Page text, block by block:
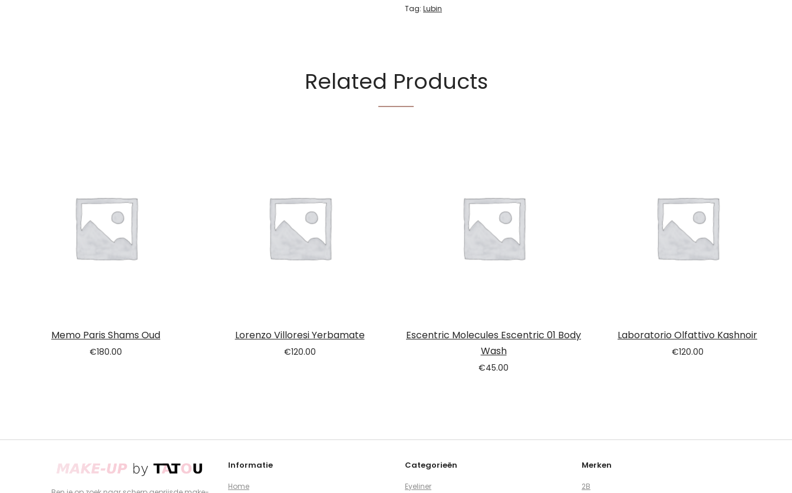
Tag: Lubin
Related Products
Memo Paris Shams Oud
€180.00
Lorenzo Villoresi Yerbamate
€120.00
Escentric Molecules Escentric 01 Body
Wash
€45.00
Laboratorio Olfattivo Kashnoir
€120.00
Informatie
Home
Categorieën
Eyeliner
Merken
2B